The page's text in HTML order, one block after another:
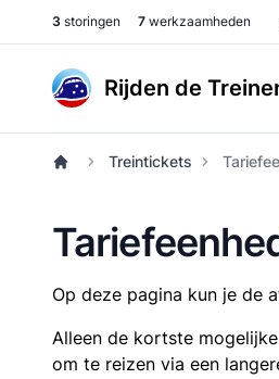
3 storingen 7 werkzaamheden
Rijden de
Treintickets
Op deze pagina kun je de
Alleen de kortste
om te reizen via een